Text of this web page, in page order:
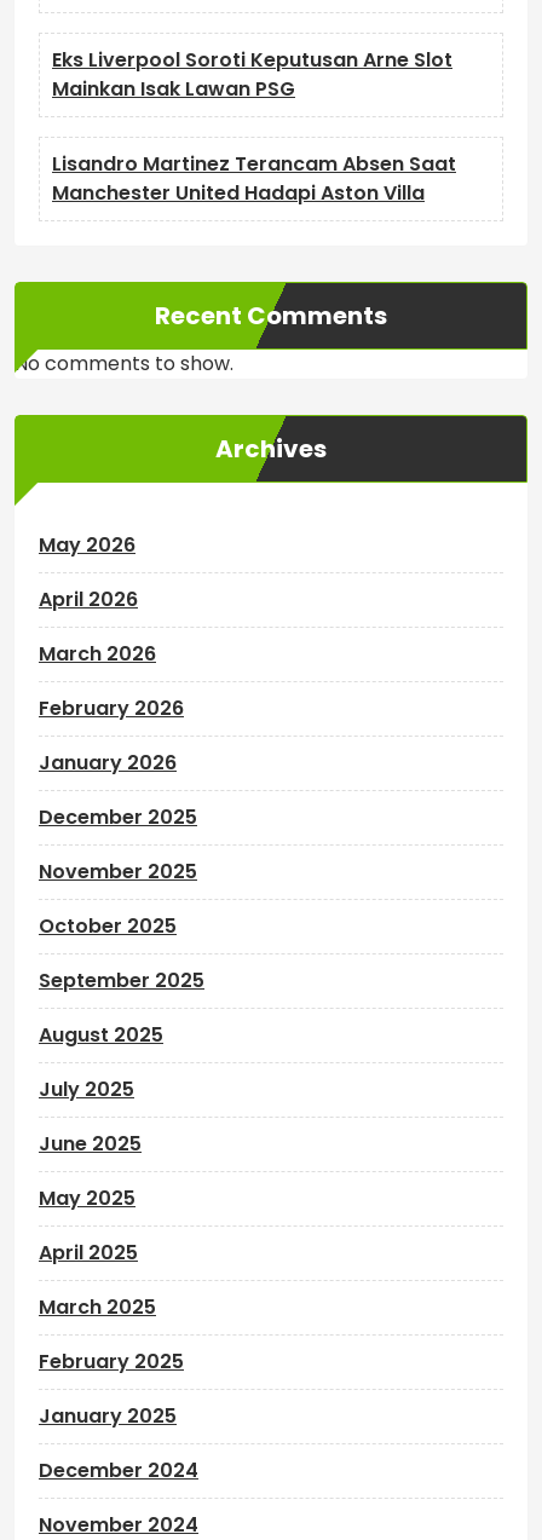
Eks Liverpool Soroti Keputusan Arne Slot
Mainkan Isak Lawan PSG
Lisandro Martinez Terancam Absen Saat
Manchester United Hadapi Aston Villa
Recent Comments
No comments to show.
Archives
May 2026
April 2026
March 2026
February 2026
January 2026
December 2025
November 2025
October 2025
September 2025
August 2025
July 2025
June 2025
May 2025
April 2025
March 2025
February 2025
January 2025
December 2024
November 2024